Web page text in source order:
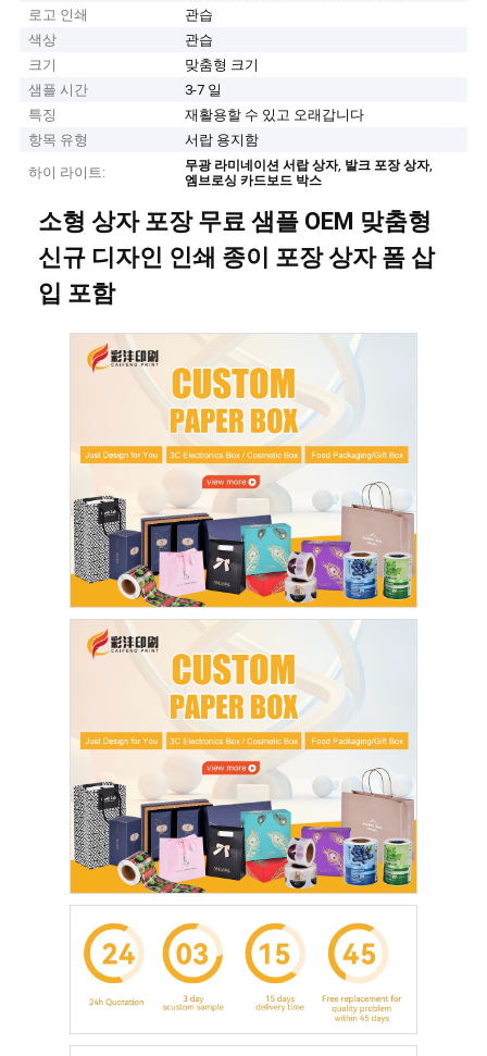
로고 인쇄
관습
색상
관습
크기
맞춤형 크기
샘플 시간
3-7 일
특징
재활용할 수 있고 오래갑니다
항목 유형
서랍 용지함
하이 라이트:
무광 라미네이션 서랍 상자, 발크 포장 상자,
엠브로싱 카드보드 박스
소형 상자 포장 무료 샘플 OEM 맞춤형
신규 디자인 인쇄 종이 포장 상자 폼 삽
입 포함